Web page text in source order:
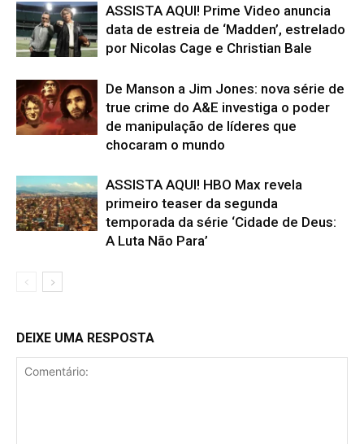
ASSISTA AQUI! Prime Video anuncia
data de estreia de ‘Madden’, estrelado
por Nicolas Cage e Christian Bale
De Manson a Jim Jones: nova série de
true crime do A&E investiga o poder
de manipulação de líderes que
chocaram o mundo
ASSISTA AQUI! HBO Max revela
primeiro teaser da segunda
temporada da série ‘Cidade de Deus:
A Luta Não Para’
DEIXE UMA RESPOSTA